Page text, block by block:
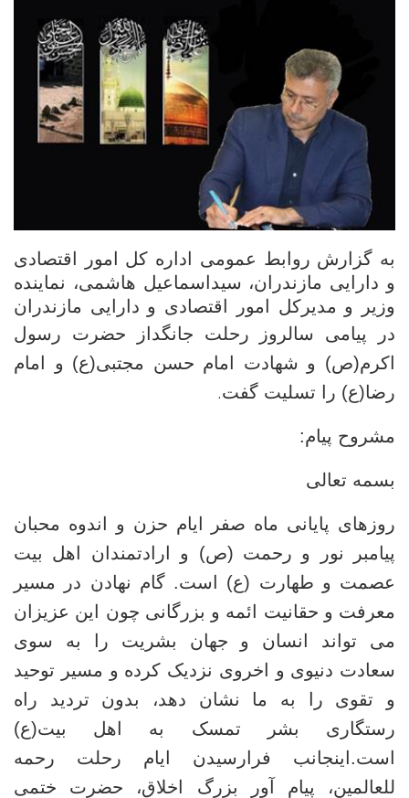
به گزارش روابط عمومی اداره کل امور اقتصادی
و دارایی مازندران، سیداسماعیل هاشمی، نماینده
وزیر و مدیرکل امور اقتصادی و دارایی مازندران
در پیامی سالروز رحلت جانگداز حضرت رسول
اکرم(ص) و شهادت امام حسن مجتبی(ع) و امام
رضا(ع) را تسلیت گفت.
مشروح پیام:
بسمه تعالی
روزهای پایانی ماه صفر ایام حزن و اندوه محبان
پیامبر نور و رحمت (ص) و ارادتمندان اهل بیت
عصمت و طهارت (ع) است. گام نهادن در مسیر
معرفت و حقانیت ائمه و بزرگانی چون این عزیزان
می ‌تواند انسان و جهان بشریت را به سوی
سعادت دنیوی و اخروی نزدیک کرده و مسیر توحید
و تقوی را به ما نشان دهد، بدون تردید راه
رستگاری بشر تمسک به اهل ‌بیت(ع)
است. اینجانب فرارسیدن ایام رحلت رحمه
للعالمین، پیام آور بزرگ اخلاق، حضرت ختمی